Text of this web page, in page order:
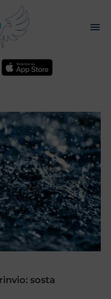
sosta